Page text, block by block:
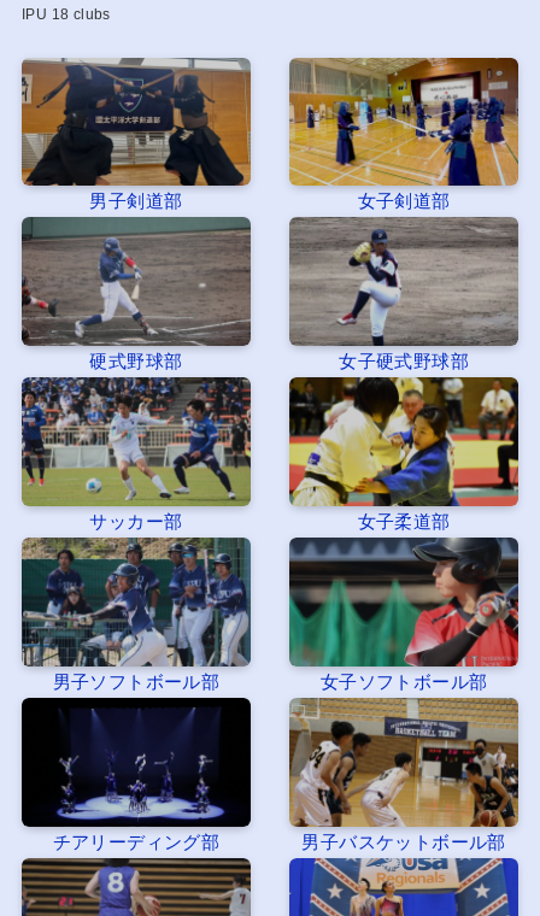
IPU 18 clubs
男子剣道部 女子剣道部
硬式野球部 女子硬式野球部
サッカー部 女子柔道部
男子ソフトボール部 女子ソフトボール部
チアリーディング部 男子バスケットボール部